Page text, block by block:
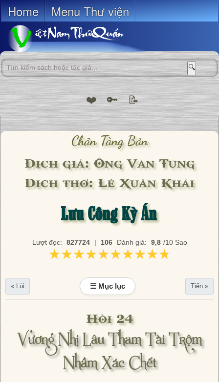
Home Menu Thư viện
🔍
❤️ 🔑 📝
Chân Tàng Bản
Dịch giả: Ông Văn Tùng
Dịch thơ: Lê Xuân Khải
Lưu Công Kỳ Án
Lượt đọc: 827724 | 106 Đánh giá: 9,8 /10 Sao
★★★★★★★★★★
★★★★★★★★★★
« Lùi ☰ Mục lục Tiến »
Hồi 24
Vương Nhị Lâu Tham Tài Trộm
Nhầm Xác Chết